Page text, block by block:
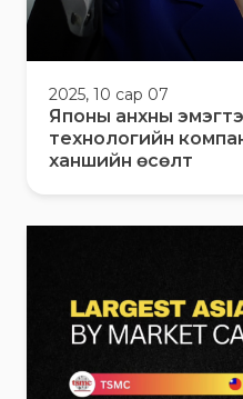
2025, 10 сар 07
Японы анхны
технологийн
ханшийн өсөлт